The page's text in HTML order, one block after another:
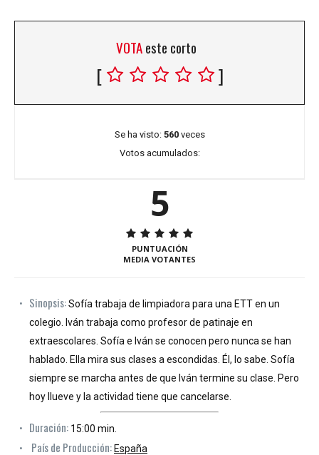
VOTAeste corto
[ ]
Se ha visto: 560veces
Votos acumulados:
5
PUNTUACIÓN
MEDIA VOTANTES
Sinopsis:Sofía trabaja de limpiadora para una ETT en un
colegio. Iván trabaja como profesor de patinaje en
extraescolares. Sofía e Iván se conocen pero nunca se han
hablado. Ella mira sus clases a escondidas. Él, lo sabe. Sofía
siempre se marcha antes de que Iván termine su clase. Pero
hoy llueve y la actividad tiene que cancelarse.
Duración: 15:00 min.
País de Producción: España